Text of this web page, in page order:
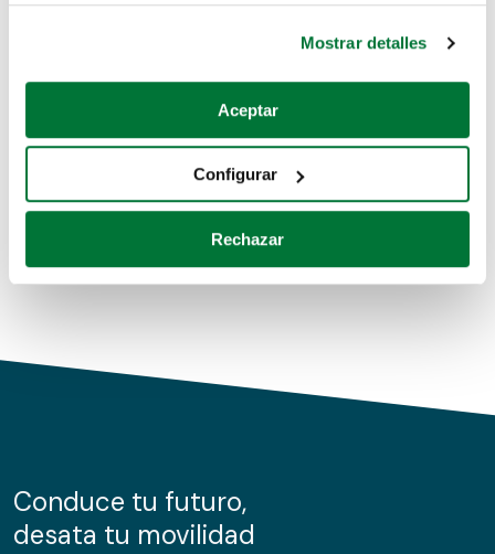
Si lo permite, también quisiéramos:
Recopilar información sobre su ubicación geográfica
Identificar su dispositivo analizándolo activamente
para buscar características específicas (huellas
Obtenga más información sobre cómo se procesan sus
de cookies.
información sobre el uso que haga del sitio web con
nuestros partners de redes sociales, publicidad y análisis
Mostrar detalles
Aceptar
Configurar
Rechazar
Coches de segunda mano
Coches de km0
Conduce tu futuro,
desata tu movilidad